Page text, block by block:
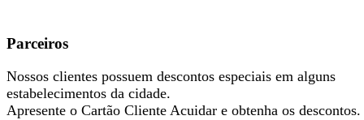
Parceiros
Nossos clientes possuem descontos especiais em alguns
estabelecimentos da cidade.
Apresente o Cartão Cliente Acuidar e obtenha os descontos.